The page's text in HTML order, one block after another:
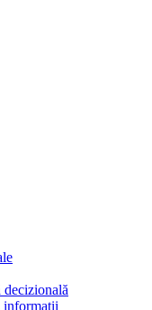
decizională
informatii